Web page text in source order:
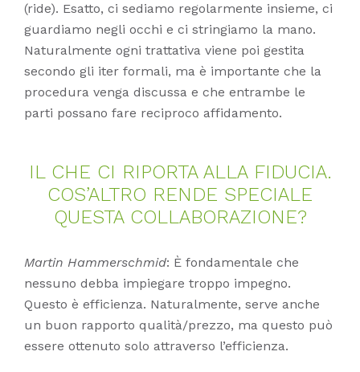
(ride). Esatto, ci sediamo regolarmente insieme, ci
guardiamo negli occhi e ci stringiamo la mano.
Naturalmente ogni trattativa viene poi gestita
secondo gli iter formali, ma è importante che la
procedura venga discussa e che entrambe le
parti possano fare reciproco affidamento.
IL CHE CI RI­POR­TA ALLA FI­DU­CIA.
COS’AL­TRO REN­DE SPE­CIA­LE
QUES­TA COL­LA­BO­RA­ZIO­NE?
Martin Hammerschmid: È fondamentale che
nessuno debba impiegare troppo impegno.
Questo è efficienza. Naturalmente, serve anche
un buon rapporto qualità/prezzo, ma questo può
essere ottenuto solo attraverso l’efficienza.